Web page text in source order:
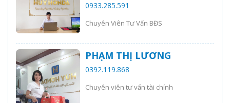
0933.285.591
Chuyên Viên Tư Vấn BĐS
PHẠM THỊ LƯƠNG
0392.119.868
Chuyên viên tư vấn tài chính